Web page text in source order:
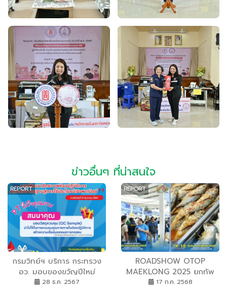
ข่าวอื่นๆ ที่น่าสนใจ
REPORT
กรมวิทย์ฯ บริการ กระทรวง
อว. มอบของขวัญปีใหม่
ประชาชน 2568 ..ฟรี !!
28 ธ.ค. 2567
REPORT
ROADSHOW OTOP
MAEKLONG 2025 ยกทัพ
ของดีจังหวัดสมุทรสงคราม
17 ก.ค. 2568